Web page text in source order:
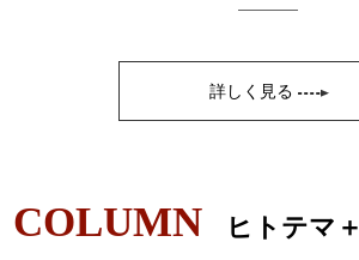
詳しく見る
COLUMN ヒトテマ＋